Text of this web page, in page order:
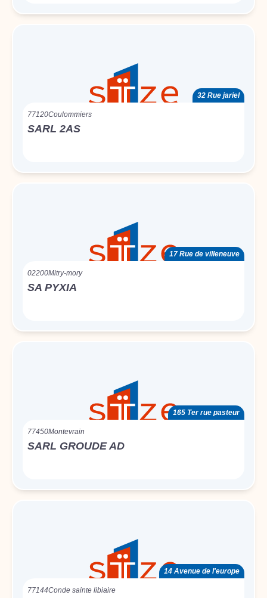
32 Rue jariel
77120Coulommiers
SARL 2AS
17 Rue de villeneuve
02200Mitry-mory
SA PYXIA
165 Ter rue pasteur
77450Montevrain
SARL GROUDE AD
14 Avenue de l'europe
77144Conde sainte libiaire